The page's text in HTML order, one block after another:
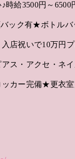
♪時給3500円～
ック有★ボトル
店祝いで10万円
ス・アクセ・ネ
カー完備★更衣